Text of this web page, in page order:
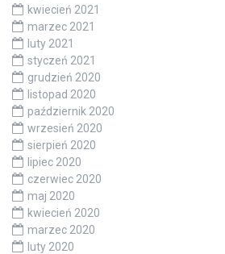
kwiecień 2021
marzec 2021
luty 2021
styczeń 2021
grudzień 2020
listopad 2020
październik 2020
wrzesień 2020
sierpień 2020
lipiec 2020
czerwiec 2020
maj 2020
kwiecień 2020
marzec 2020
luty 2020